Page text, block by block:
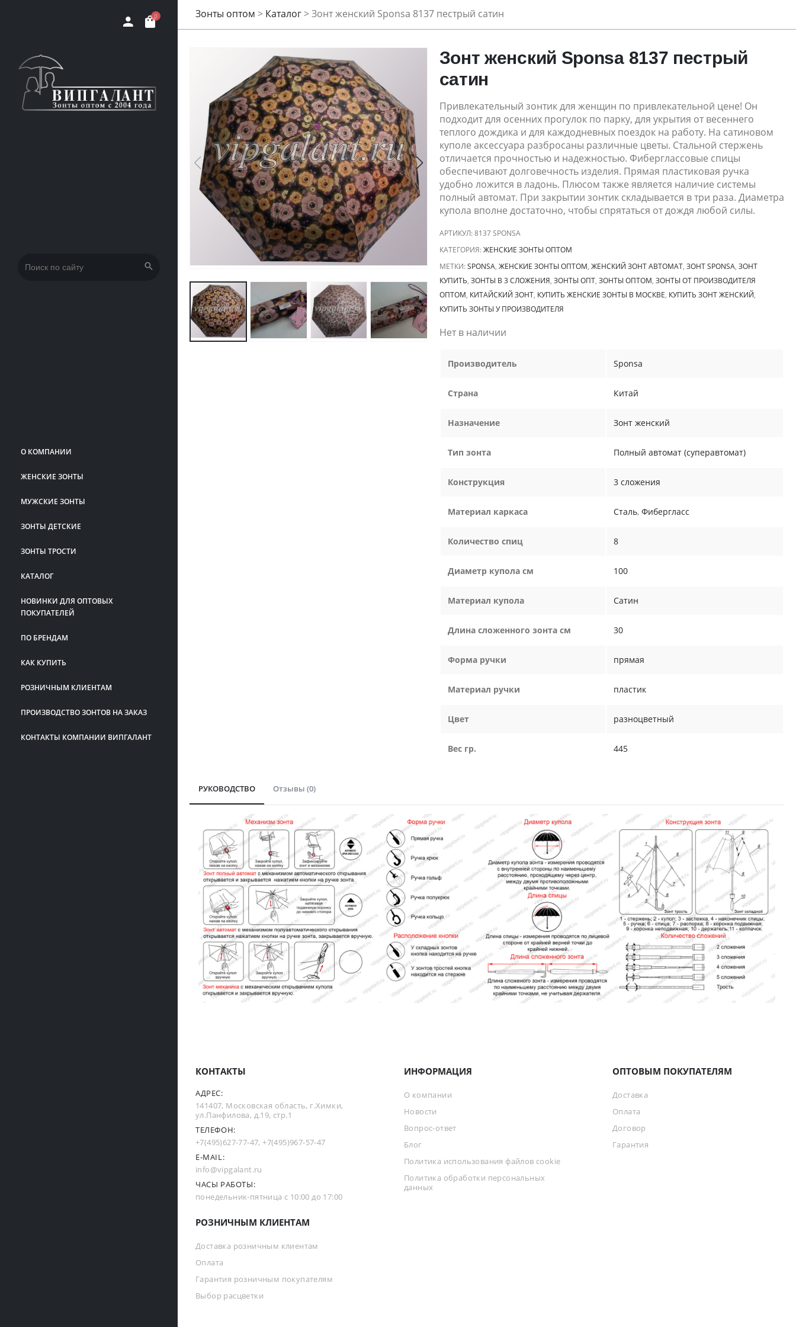
0
Искать:
О КОМПАНИИ
ЖЕНСКИЕ ЗОНТЫ
МУЖСКИЕ ЗОНТЫ
ЗОНТЫ ДЕТСКИЕ
ЗОНТЫ ТРОСТИ
КАТАЛОГ
НОВИНКИ ДЛЯ ОПТОВЫХ
ПОКУПАТЕЛЕЙ
ПО БРЕНДАМ
КАК КУПИТЬ
РОЗНИЧНЫМ КЛИЕНТАМ
ПРОИЗВОДСТВО ЗОНТОВ НА ЗАКАЗ
КОНТАКТЫ КОМПАНИИ ВИПГАЛАНТ
Зонты оптом > Каталог>Зонт женский Sponsa 8137 пестрый сатин
Зонт женский Sponsa 8137 пестрый
сатин
Привлекательный зонтик для женщин по привлекательной цене! Он
подходит для осенних прогулок по парку, для укрытия от весеннего
теплого дождика и для каждодневных поездок на работу. На сатиновом
куполе аксессуара разбросаны различные цветы. Стальной стержень
отличается прочностью и надежностью. Фиберглассовые спицы
обеспечивают долговечность изделия. Прямая пластиковая ручка
удобно ложится в ладонь. Плюсом также является наличие системы
полный автомат. При закрытии зонтик складывается в три раза. Диаметра
купола вполне достаточно, чтобы спрятаться от дождя любой силы.
АРТИКУЛ:8137 SPONSA
КАТЕГОРИЯ:ЖЕНСКИЕ ЗОНТЫ ОПТОМ
МЕТКИ:SPONSA, ЖЕНСКИЕ ЗОНТЫ ОПТОМ, ЖЕНСКИЙ ЗОНТ АВТОМАТ, ЗОНТ SPONSA, ЗОНТ
КУПИТЬ, ЗОНТЫ В 3 СЛОЖЕНИЯ, ЗОНТЫ ОПТ, ЗОНТЫ ОПТОМ, ЗОНТЫ ОТ ПРОИЗВОДИТЕЛЯ
ОПТОМ, КИТАЙСКИЙ ЗОНТ, КУПИТЬ ЖЕНСКИЕ ЗОНТЫ В МОСКВЕ, КУПИТЬ ЗОНТ ЖЕНСКИЙ,
КУПИТЬ ЗОНТЫ У ПРОИЗВОДИТЕЛЯ
Нет в наличии
Производитель Sponsa
Страна Китай
Назначение Зонт женский
Тип зонта Полный автомат (суперавтомат)
Конструкция 3 сложения
Материал каркаса Сталь, Фибергласс
Количество спиц 8
Диаметр купола см 100
Материал купола Сатин
Длина сложенного зонта см 30
Форма ручки прямая
Материал ручки пластик
Цвет разноцветный
Вес гр. 445
РУКОВОДСТВО Отзывы (0)
КОНТАКТЫ
АДРЕС:
141407, Московская область, г.Химки,
ул.Панфилова, д.19, стр.1
ТЕЛЕФОН:
+7(495)627-77-47,+7(495)967-57-47
E-MAIL:
info@vipgalant.ru
ЧАСЫ РАБОТЫ:
понедельник-пятница с 10:00 до 17:00
ИНФОРМАЦИЯ
О компании
Новости
Вопрос-ответ
Блог
Политика использования файлов cookie
Политика обработки персональных
данных
ОПТОВЫМ ПОКУПАТЕЛЯМ
Доставка
Оплата
Договор
Гарантия
РОЗНИЧНЫМ КЛИЕНТАМ
Доставка розничным клиентам
Оплата
Гарантия розничным покупателям
Выбор расцветки